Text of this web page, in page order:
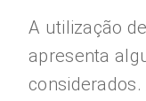
A utilização
apresenta